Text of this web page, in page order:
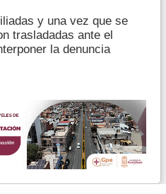
y una vez que se
trasladadas ante el
la denuncia